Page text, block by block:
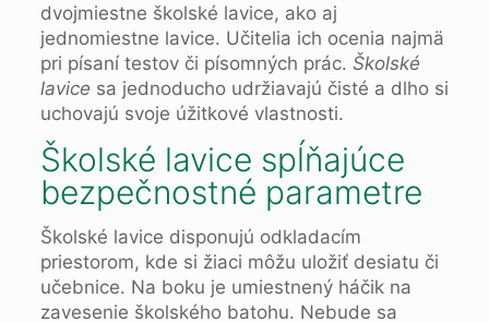
dvojmiestne školské lavice, ako aj
jednomiestne lavice. Učitelia ich ocenia najmä
pri písaní testov či písomných prác. Školské
lavice sa jednoducho udržiavajú čisté a dlho si
uchovajú svoje úžitkové vlastnosti.
Školské lavice spĺňajúce
bezpečnostné parametre
Školské lavice disponujú odkladacím
priestorom, kde si žiaci môžu uložiť desiatu či
učebnice. Na boku je umiestnený háčik na
zavesenie školského batohu. Nebude sa